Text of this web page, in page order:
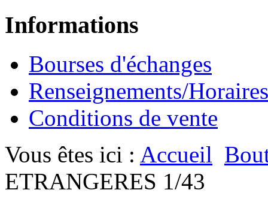
Informations
Bourses d'échanges
Renseignements/Horaires
Conditions de vente
Vous êtes ici : Accueil
ETRANGERES 1/43